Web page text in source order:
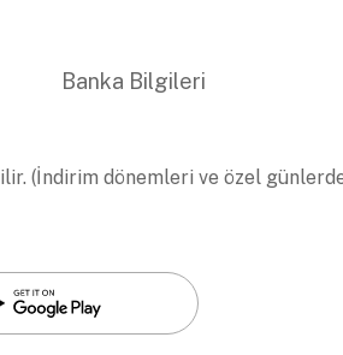
Banka Bilgileri
(İndirim dönemleri ve özel